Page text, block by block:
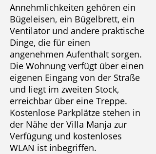
Annehmlichkeiten gehören ein
Bügeleisen, ein Bügelbrett, ein
Ventilator und andere praktische
Dinge, die für einen
angenehmen Aufenthalt sorgen.
Die Wohnung verfügt über einen
eigenen Eingang von der Straße
und liegt im zweiten Stock,
erreichbar über eine Treppe.
Kostenlose Parkplätze stehen in
der Nähe der Villa Manja zur
Verfügung und kostenloses
WLAN ist inbegriffen.